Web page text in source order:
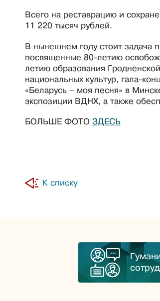
Всего на реставрацию и
11 220 тысяч рублей.
В нынешнем году стоит задача
посвященные 80-летию
летию образования
национальных культур, гала-
«Беларусь – моя песня» в
экспозиции ВДНХ, а также
БОЛЬШЕ ФОТО ЗДЕСЬ
К списку